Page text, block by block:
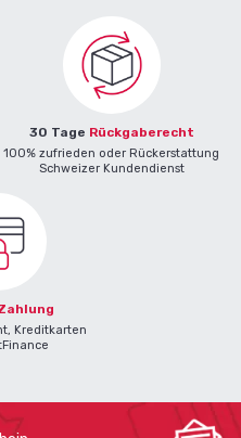
30 Tage Rückgaberecht
100% zufrieden oder Rückerstattung
Schweizer Kundendienst
Kreditkarten